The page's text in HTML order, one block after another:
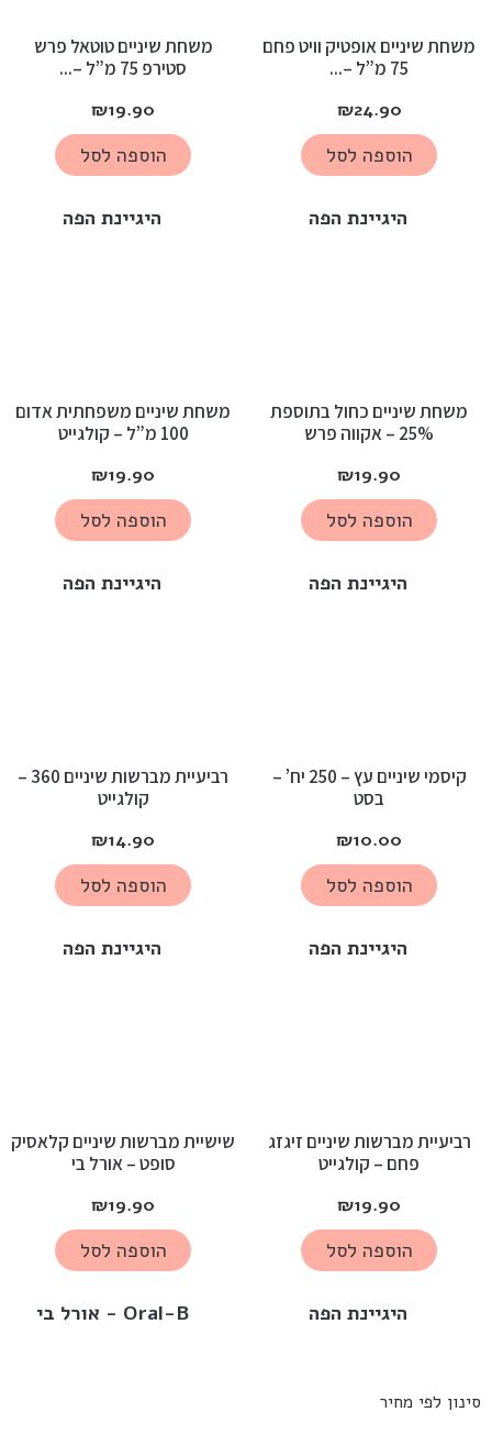
סינון לפי מחיר
היגיינת הפה
משחת שיניים אופטיק וויט פחם
75 מ”ל –...
₪24.90
הוספה לסל
היגיינת הפה
משחת שיניים טוטאל פרש
סטירפ 75 מ”ל –...
₪19.90
הוספה לסל
היגיינת הפה
משחת שיניים כחול בתוספת
25% – אקווה פרש
₪19.90
הוספה לסל
היגיינת הפה
משחת שיניים משפחתית אדום
100 מ”ל – קולגייט
₪19.90
הוספה לסל
היגיינת הפה
קיסמי שיניים עץ – 250 יח’ –
בסט
₪10.00
הוספה לסל
היגיינת הפה
רביעיית מברשות שיניים 360 –
קולגייט
₪14.90
הוספה לסל
היגיינת הפה
רביעיית מברשות שיניים זיגזג
פחם – קולגייט
₪19.90
הוספה לסל
Oral-B - אורל בי
שישיית מברשות שיניים קלאסיק
סופט – אורל בי
₪19.90
הוספה לסל